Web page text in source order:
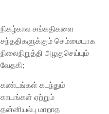
நிகழ்கால சங்கதிகளை
சந்ததிகளுக்கும் செம்மையாக
நிலைநிறுத்தி அழகுசெய்யும்
வேதகி;
கண்டங்கள் கடந்தும்
காயங்கள் ஏற்றும்
தன்னியல்பு மாறாத